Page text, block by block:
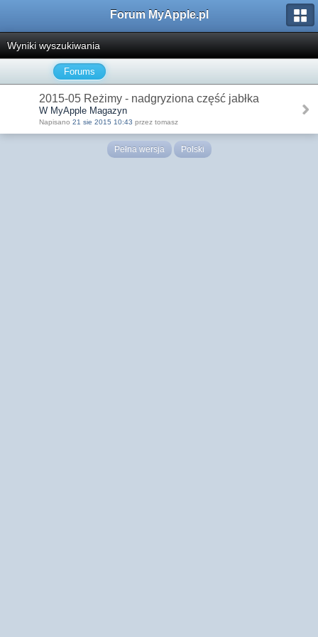
Forum MyApple.pl
Wyniki wyszukiwania
Forums
2015-05 Reżimy - nadgryziona część jabłka
W MyApple Magazyn
Napisano 21 sie 2015 10:43 przez tomasz
Pełna wersja Polski